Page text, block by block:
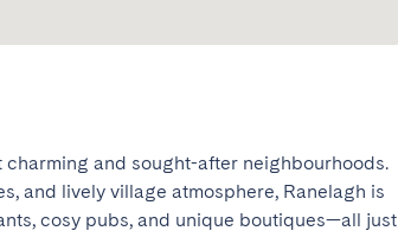
charming and sought-after neighbourhoods.
and lively village atmosphere, Ranelagh is
cosy pubs, and unique boutiques—all just